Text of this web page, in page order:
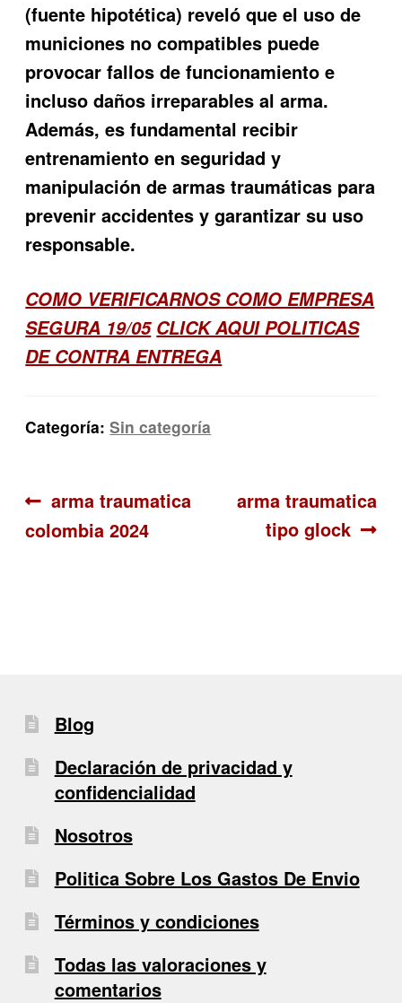
(fuente hipotética) reveló que el uso de
municiones no compatibles puede
provocar fallos de funcionamiento e
incluso daños irreparables al arma.
Además, es fundamental recibir
entrenamiento en seguridad y
manipulación de armas traumáticas para
prevenir accidentes y garantizar su uso
responsable.
COMO VERIFICARNOS COMO EMPRESA
SEGURA 19/05 CLICK AQUI POLITICAS
DE CONTRA ENTREGA
Categoría:Sin categoría
Navegación
de
Anterior:
arma traumatica
colombia 2024
Siguiente:
arma traumatica
tipo glock
Blog
Declaración de privacidad y
confidencialidad
Nosotros
Politica Sobre Los Gastos De Envio
Términos y condiciones
Todas las valoraciones y
comentarios